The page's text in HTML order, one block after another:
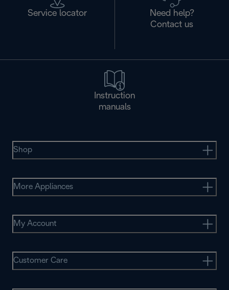
Service locator
Need help?
Contact us
Instruction
manuals
Shop
More Appliances
My Account
Customer Care